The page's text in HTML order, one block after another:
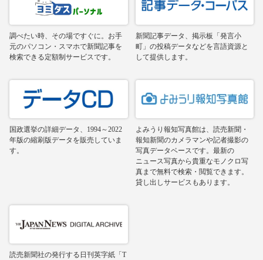
調べたい時、その場ですぐに。お手
元のパソコン・スマホで新聞記事を
検索できる定額制サービスです。
新聞記事データ、掲示板「発言小
町」の投稿データなどを言語資源と
して提供します。
国政選挙の詳細データ、1994～2022
年版の縮刷版データを販売していま
す。
よみうり報知写真館は、読売新聞・
報知新聞のカメラマンや記者撮影の
写真データベースです。最新の
ニュース写真から貴重なモノクロ写
真まで無料で検索・閲覧できます。
貸し出しサービスもあります。
読売新聞社の発行する日刊英字紙「T